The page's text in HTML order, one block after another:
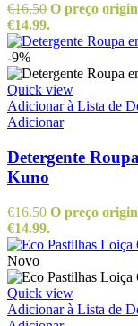
€16.50 O preço
€14.99.
-9%
Quick view
Adicionar à Lista de
Adicionar
Detergente
Kuno
€16.50 O preço
€14.99.
Novo
Quick view
Adicionar à Lista de